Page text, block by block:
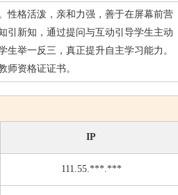
性格活泼，亲和力强，善于在屏幕前营
引新知，通过提问与互动引导学生主动
举一反三，真正提升自主学习能力。
师资格证证书。
IP
111.55.***.***